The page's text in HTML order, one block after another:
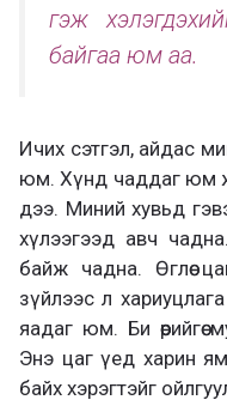
гэж
байгаа юм аа.
Ичих сэтгэл, айдас
юм. Хүнд чаддаг юм
дээ. Миний хувьд гэвэл
хүлээгээд авч
байж чадна. Өглөө
зүйлээс л
яадаг юм. Би
Энэ цаг үед харин
байх хэрэгтэйг